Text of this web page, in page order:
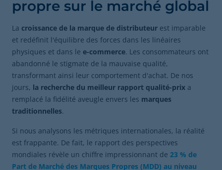
propre sur le marché global
La croissance de la marque de distributeur est imparable
et redéfinit l'équilibre des forces dans les linéaires
physiques et dans le e-commerce. Les consommateurs ont
abandonné le stigmate de la mauvaise qualité,
transformant ainsi leur comportement d'achat. De nos
jours, la recherche du meilleur rapport qualité-prix a
remplacé la fidélité aveugle envers les marques
traditionnelles.
Si nous analysons les métriques internationales, la réalité
est frappante. De fait, le rapport des perspectives
mondiales révèle un chiffre impressionnant de 23 % de
Part de Marché des Marques Propres (MDD) au niveau